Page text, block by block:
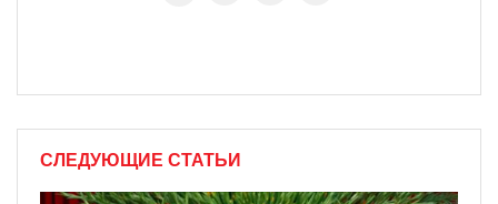
СЛЕДУЮЩИЕ СТАТЬИ